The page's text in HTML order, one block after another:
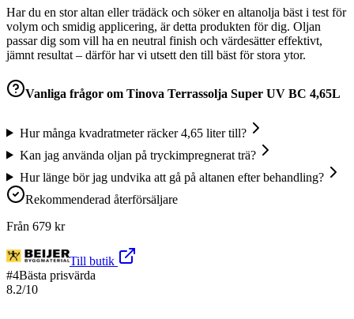
Har du en stor altan eller trädäck och söker en altanolja bäst i test för
volym och smidig applicering, är detta produkten för dig. Oljan
passar dig som vill ha en neutral finish och värdesätter effektivt,
jämnt resultat – därför har vi utsett den till bäst för stora ytor.
Vanliga frågor om Tinova Terrassolja Super UV BC 4,65L
Hur många kvadratmeter räcker 4,65 liter till?
Kan jag använda oljan på tryckimpregnerat trä?
Hur länge bör jag undvika att gå på altanen efter behandling?
Rekommenderad återförsäljare
Från 679 kr
Till butik
#4Bästa prisvärda
8.2/10